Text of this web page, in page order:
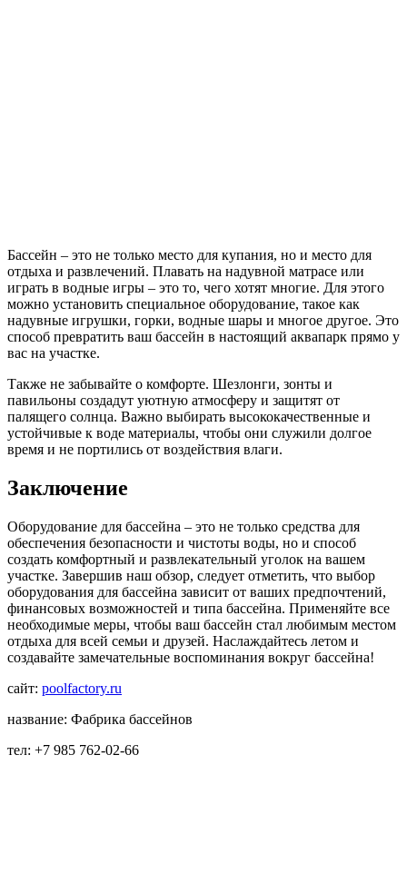
Бассейн – это не только место для купания, но и место для
отдыха и развлечений. Плавать на надувной матрасе или
играть в водные игры – это то, чего хотят многие. Для этого
можно установить специальное оборудование, такое как
надувные игрушки, горки, водные шары и многое другое. Это
способ превратить ваш бассейн в настоящий аквапарк прямо у
вас на участке.
Также не забывайте о комфорте. Шезлонги, зонты и
павильоны создадут уютную атмосферу и защитят от
палящего солнца. Важно выбирать высококачественные и
устойчивые к воде материалы, чтобы они служили долгое
время и не портились от воздействия влаги.
Заключение
Оборудование для бассейна – это не только средства для
обеспечения безопасности и чистоты воды, но и способ
создать комфортный и развлекательный уголок на вашем
участке. Завершив наш обзор, следует отметить, что выбор
оборудования для бассейна зависит от ваших предпочтений,
финансовых возможностей и типа бассейна. Применяйте все
необходимые меры, чтобы ваш бассейн стал любимым местом
отдыха для всей семьи и друзей. Наслаждайтесь летом и
создавайте замечательные воспоминания вокруг бассейна!
сайт: poolfactory.ru
название: Фабрика бассейнов
тел: +7 985 762-02-66